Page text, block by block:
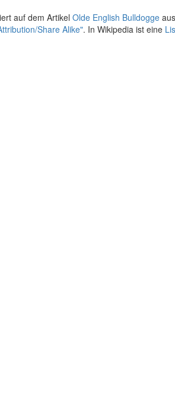
auf dem Artikel Olde English Bulldogge
Share Alike". In Wikipedia ist eine